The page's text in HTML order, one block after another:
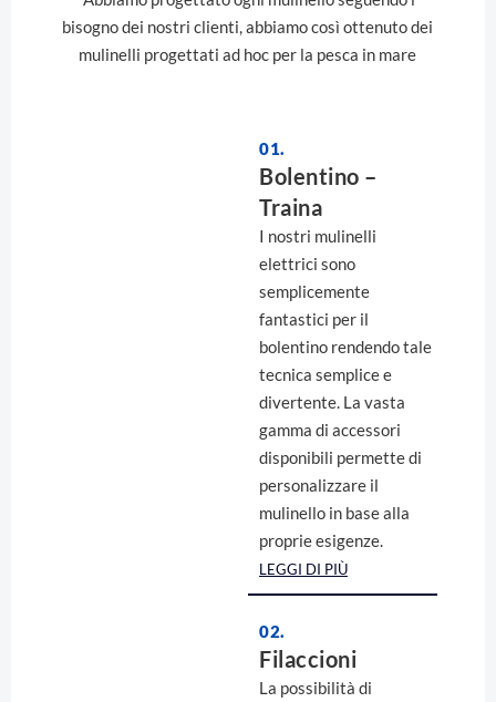
bisogno dei nostri clienti, abbiamo così ottenuto dei
mulinelli progettati ad hoc per la pesca in mare
01.
Bolentino –
Traina
I nostri mulinelli
elettrici sono
semplicemente
fantastici per il
bolentino rendendo tale
tecnica semplice e
divertente. La vasta
gamma di accessori
disponibili permette di
personalizzare il
mulinello in base alla
proprie esigenze.
LEGGI DI PIÙ
02.
Filaccioni
La possibilità di